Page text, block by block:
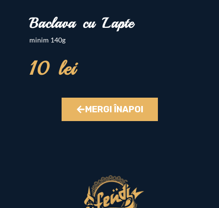
Baclava cu Lapte
minim 140g
10 lei
MERGI ÎNAPOI